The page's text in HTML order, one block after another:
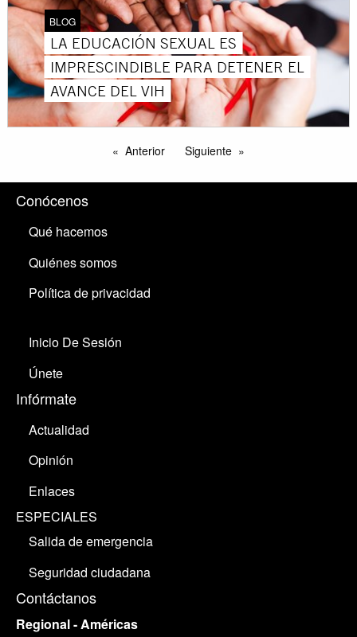
BLOG
LA EDUCACIÓN SEXUAL ES
IMPRESCINDIBLE PARA DETENER EL
AVANCE DEL VIH
Anterior Siguiente
Conócenos
Qué hacemos
Quiénes somos
Política de privacidad
Inicio De Sesión
Únete
Infórmate
Actualidad
Opinión
Enlaces
ESPECIALES
Salida de emergencia
Seguridad ciudadana
Contáctanos
Regional - Américas